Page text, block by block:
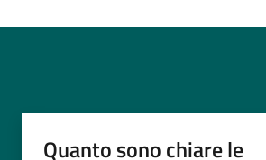
Quanto sono chiare le